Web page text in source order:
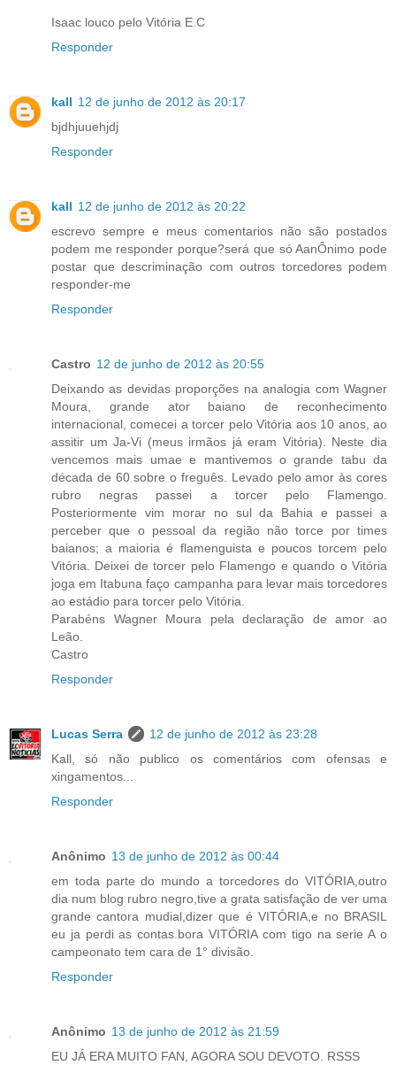
Isaac louco pelo Vitória E.C
Responder
kall 12 de junho de 2012 às 20:17
bjdhjuuehjdj
Responder
kall 12 de junho de 2012 às 20:22
escrevo sempre e meus comentarios não são postados
podem me responder porque?será que só AanÔnimo pode
postar que descriminação com outros torcedores podem
responder-me
Responder
Castro 12 de junho de 2012 às 20:55
Deixando as devidas proporções na analogia com Wagner
Moura, grande ator baiano de reconhecimento
internacional, comecei a torcer pelo Vitória aos 10 anos, ao
assitir um Ja-Vi (meus irmãos já eram Vitória). Neste dia
vencemos mais umae e mantivemos o grande tabu da
década de 60 sobre o freguês. Levado pelo amor às cores
rubro negras passei a torcer pelo Flamengo.
Posteriormente vim morar no sul da Bahia e passei a
perceber que o pessoal da região não torce por times
baianos; a maioria é flamenguista e poucos torcem pelo
Vitória. Deixei de torcer pelo Flamengo e quando o Vitória
joga em Itabuna faço campanha para levar mais torcedores
ao estádio para torcer pelo Vitória.
Parabéns Wagner Moura pela declaração de amor ao
Leão.
Castro
Responder
Lucas Serra
12 de junho de 2012 às 23:28
Kall, só não publico os comentários com ofensas e
xingamentos...
Responder
Anônimo 13 de junho de 2012 às 00:44
em toda parte do mundo a torcedores do VITÓRIA,outro
dia num blog rubro negro,tive a grata satisfação de ver uma
grande cantora mudial,dizer que é VITÓRIA,e no BRASIL
eu ja perdi as contas.bora VITÓRIA com tigo na serie A o
campeonato tem cara de 1° divisão.
Responder
Anônimo 13 de junho de 2012 às 21:59
EU JÁ ERA MUITO FAN, AGORA SOU DEVOTO. RSSS